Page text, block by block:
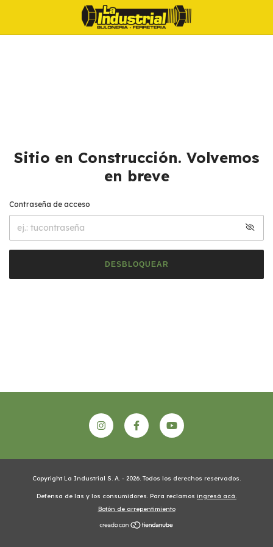
Sitio en Construcción. Volvemos
en breve
Contraseña de acceso
DESBLOQUEAR
Copyright La Industrial S. A. - 2026. Todos los derechos reservados.
Defensa de las y los consumidores. Para reclamos ingresá acá.
Botón de arrepentimiento